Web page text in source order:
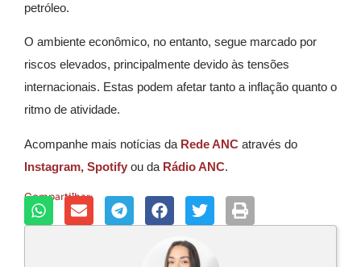
petróleo.
O ambiente econômico, no entanto, segue marcado por
riscos elevados, principalmente devido às tensões
internacionais. Estas podem afetar tanto a inflação quanto o
ritmo de atividade.
Acompanhe mais notícias da Rede ANC através do
Instagram, Spotify ou da Rádio ANC.
Compartilhar: